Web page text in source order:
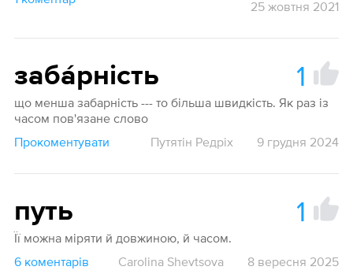
25 жовтня 2021
заба́рність 1
що менша забарність --- то більша швидкість. Як раз із
часом пов'язане слово
Прокоментувати
Путятін Редріх 9 грудня 2024
путь 1
Її можна міряти й довжиною, й часом.
6 коментарів
Carolina Shevtsova 8 вересня 2025